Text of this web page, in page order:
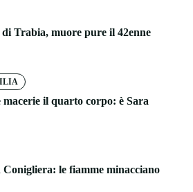
Trabia, muore pure il 42enne
macerie il quarto corpo: è Sara
le fiamme minacciano